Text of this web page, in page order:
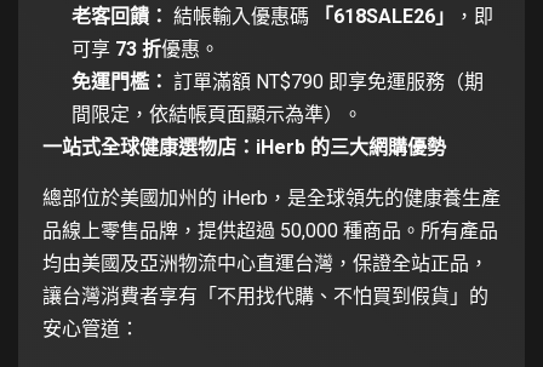
老客回饋： 結帳輸入優惠碼 「618SALE26」
，即
可享 73 折優惠。
免運門檻： 訂單滿額 NT$790 即享免運服務（期
間限定，依結帳頁面顯示為準）。
一站式全球健康選物店：iHerb 的三大網購優勢
總部位於美國加州的 iHerb，是全球領先的健康養生產
品線上零售品牌，提供超過 50,000 種商品。所有產品
均由美國及亞洲物流中心直運台灣，保證全站正品，
讓台灣消費者享有「不用找代購、不怕買到假貨」的
安心管道：